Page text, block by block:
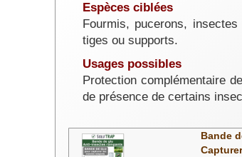
Espèces ciblées
Fourmis, pucerons,
tiges ou supports.
Usages possibles
Protection complémentaire
de présence de certains
Bande